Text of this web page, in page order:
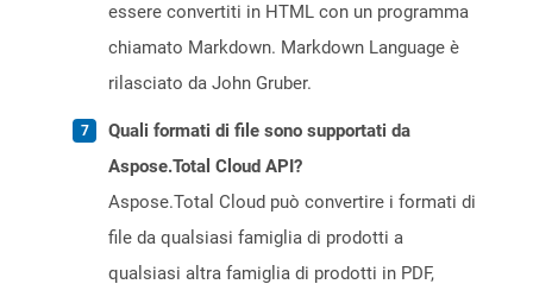
essere convertiti in HTML con un programma
chiamato Markdown. Markdown Language è
rilasciato da John Gruber.
Quali formati di file sono supportati da
Aspose.Total Cloud API?
Aspose.Total Cloud può convertire i formati di
file da qualsiasi famiglia di prodotti a
qualsiasi altra famiglia di prodotti in PDF,